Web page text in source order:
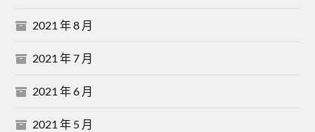
2021 年 8 月
2021 年 7 月
2021 年 6 月
2021 年 5 月